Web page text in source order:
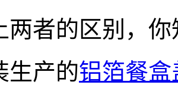
两者的区别，
生产的铝箔餐盒